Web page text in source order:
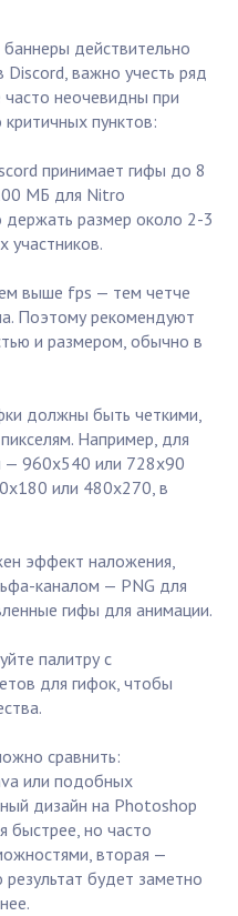
действительно
важно учесть ряд
часто неочевидны при
пунктов:
принимает гифы до 8
МБ для Nitro
держать размер около 2-3
участников.
выше fps — тем четче
Поэтому рекомендуют
и размером, обычно в
должны быть четкими,
Например, для
— 960x540 или 728x90
или 480x270, в
эффект наложения,
каналом — PNG для
гифы для анимации.
палитру с
для гифок, чтобы
сравнить:
или подобных
дизайн на Photoshop
быстрее, но часто
вторая —
будет заметно